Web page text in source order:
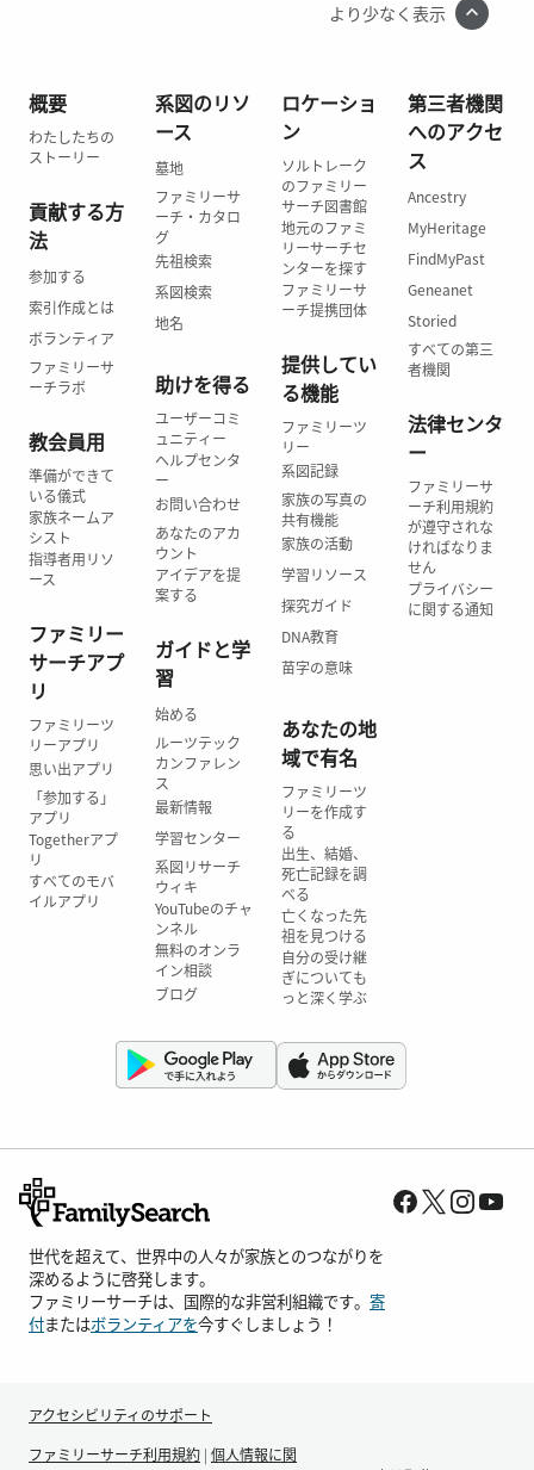
より少なく表示
概要
わたしたちの
ストーリー
貢献する方
法
参加する
索引作成とは
ボランティア
ファミリーサ
ーチラボ
教会員用
準備ができて
いる儀式
家族ネームア
シスト
指導者用リソ
ース
ファミリー
サーチアプ
リ
ファミリーツ
リーアプリ
思い出アプリ
「参加する」
アプリ
Togetherアプ
リ
すべてのモバ
イルアプリ
系図のリソ
ース
墓地
ファミリーサ
ーチ・カタロ
グ
先祖検索
系図検索
地名
助けを得る
ユーザーコミ
ュニティー
ヘルプセンタ
ー
お問い合わせ
あなたのアカ
ウント
アイデアを提
案する
ガイドと学
習
始める
ルーツテック
カンファレン
ス
最新情報
学習センター
系図リサーチ
ウィキ
YouTubeのチャ
ンネル
無料のオンラ
イン相談
ブログ
ロケーショ
ン
ソルトレーク
のファミリー
サーチ図書館
地元のファミ
リーサーチセ
ンターを探す
ファミリーサ
ーチ提携団体
提供してい
る機能
ファミリーツ
リー
系図記録
家族の写真の
共有機能
家族の活動
学習リソース
探究ガイド
DNA教育
苗字の意味
あなたの地
域で有名
ファミリーツ
リーを作成す
る
出生、結婚、
死亡記録を調
べる
亡くなった先
祖を見つける
自分の受け継
ぎについても
っと深く学ぶ
第三者機関
へのアクセ
ス
Ancestry
MyHeritage
FindMyPast
Geneanet
Storied
すべての第三
者機関
法律センタ
ー
ファミリーサ
ーチ利用規約
が遵守されな
ければなりま
せん
プライバシー
に関する通知
世代を超えて、世界中の人々が家族とのつながりを
深めるように啓発します。
ファミリーサーチは、国際的な非営利組織です。 寄
付またはボランティアを今すぐしましょう！
アクセシビリティのサポート
ファミリーサーチ利用規約 | 個人情報に関